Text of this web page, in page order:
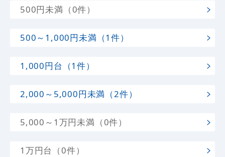
500円未満（0件）
500～1,000円未満（1件）
1,000円台（1件）
2,000～5,000円未満（2件）
5,000～1万円未満（0件）
1万円台（0件）